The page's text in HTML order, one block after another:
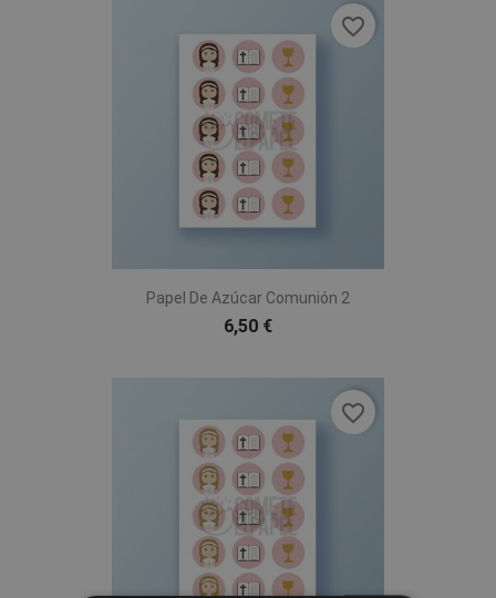
Papel De Azúcar Comunión 2
6,50 €
favorite_border
favorite_border